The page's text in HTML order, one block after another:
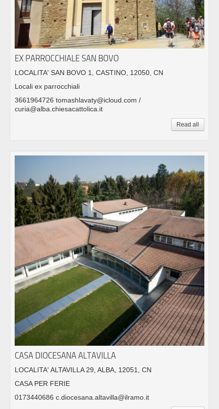
EX PARROCCHIALE SAN BOVO
LOCALITA' SAN BOVO 1, CASTINO, 12050, CN
Locali ex parrocchiali
3661964726 tomashlavaty@icloud.com /
curia@alba.chiesacattolica.it
Read all
CASA DIOCESANA ALTAVILLA
LOCALITA' ALTAVILLA 29, ALBA, 12051, CN
CASA PER FERIE
0173440686 c.diocesana.altavilla@ilramo.it